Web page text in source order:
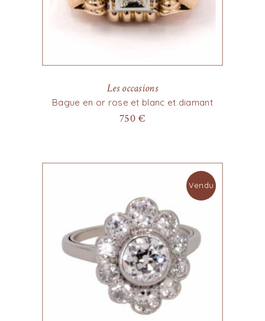
Les occasions
Bague en or rose et blanc et diamant
750 €
Vendu